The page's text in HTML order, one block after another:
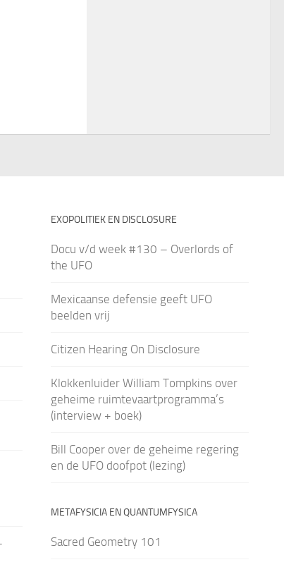
EXOPOLITIEK EN DISCLOSURE
Docu v/d week #130 – Overlords of
the UFO
Mexicaanse defensie geeft UFO
beelden vrij
Citizen Hearing On Disclosure
Klokkenluider William Tompkins over
geheime ruimtevaartprogramma’s
(interview + boek)
Bill Cooper over de geheime regering
en de UFO doofpot (lezing)
METAFYSICIA EN QUANTUMFYSICA
Sacred Geometry 101